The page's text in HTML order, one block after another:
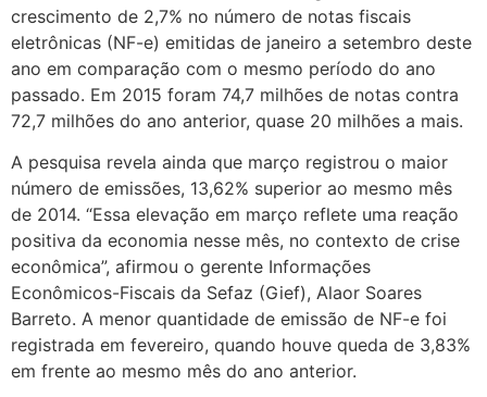
crescimento de 2,7% no número de notas fiscais
eletrônicas (NF-e) emitidas de janeiro a setembro deste
ano em comparação com o mesmo período do ano
passado. Em 2015 foram 74,7 milhões de notas contra
72,7 milhões do ano anterior, quase 20 milhões a mais.
A pesquisa revela ainda que março registrou o maior
número de emissões, 13,62% superior ao mesmo mês
de 2014. “Essa elevação em março reflete uma reação
positiva da economia nesse mês, no contexto de crise
econômica”, afirmou o gerente Informações
Econômicos-Fiscais da Sefaz (Gief), Alaor Soares
Barreto. A menor quantidade de emissão de NF-e foi
registrada em fevereiro, quando houve queda de 3,83%
em frente ao mesmo mês do ano anterior.